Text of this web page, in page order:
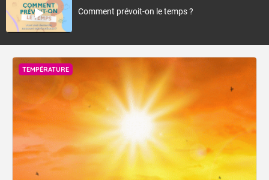
Comment prévoit-on le temps ?
TEMPÉRATURE